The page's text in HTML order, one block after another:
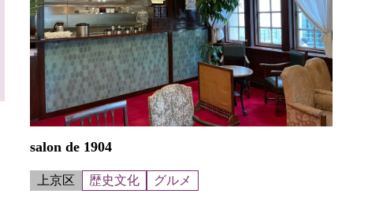
salon de 1904
上京区 歴史文化 グルメ